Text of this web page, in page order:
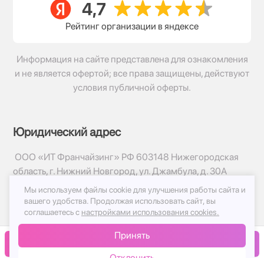
В корзину
Рейтинг организации в яндексе
Информация на сайте представлена для ознакомления
и не является офертой; все права защищены, действуют
условия публичной оферты.
Юридический адрес
ООО «ИТ Франчайзинг» РФ 603148 Нижегородская
область, г. Нижний Новгород, ул. Джамбула, д. 30А
© 2017-2026г, База Цветов 24.ру
Политика конфиденциальности
Публичная оферта
Мы используем файлы cookie для улучшения работы сайта и
вашего удобства. Продолжая использовать сайт, вы
соглашаетесь с настройками использования cookies.
Принять